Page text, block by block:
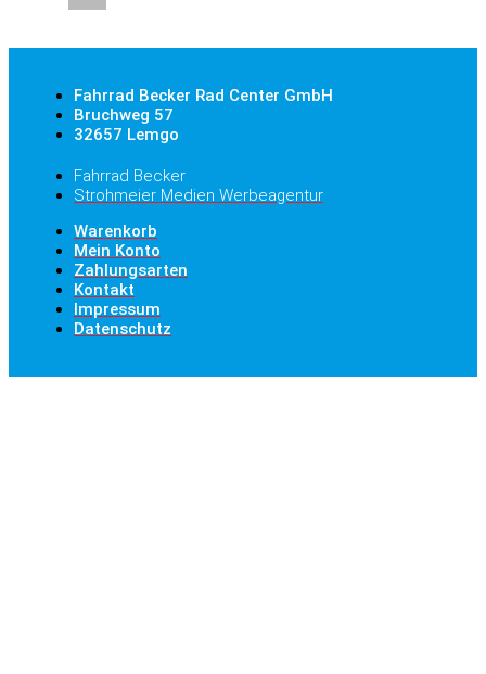
Fahrrad Becker Rad Center GmbH
Bruchweg 57
32657 Lemgo
Fahrrad Becker
Strohmeier Medien Werbeagentur
Warenkorb
Mein Konto
Zahlungsarten
Kontakt
Impressum
Datenschutz